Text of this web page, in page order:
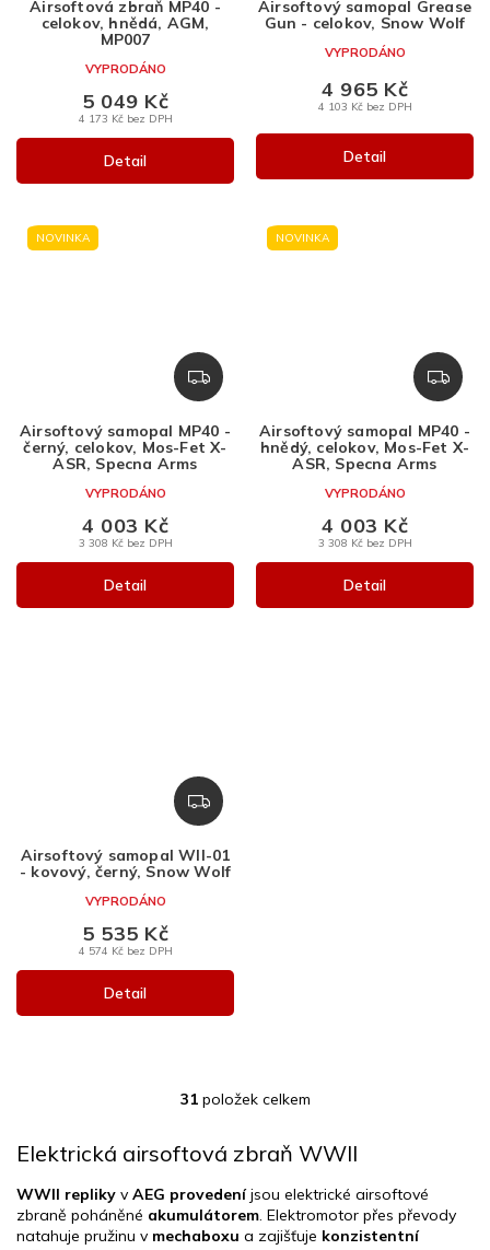
R
Airsoftová zbraň MP40 -
celokov, hnědá, AGM,
MP007
VYPRODÁNO
4 173 Kč bez DPH
5 049 Kč
Detail
R
Airsoftový samopal Grease
Gun - celokov, Snow Wolf
VYPRODÁNO
4 103 Kč bez DPH
4 965 Kč
Detail
NOVINKA
Z
D
R
Airsoftový samopal MP40 -
černý, celokov, Mos-Fet X-
ASR, Specna Arms
VYPRODÁNO
3 308 Kč bez DPH
4 003 Kč
Detail
NOVINKA
Z
D
R
Airsoftový samopal MP40 -
hnědý, celokov, Mos-Fet X-
ASR, Specna Arms
VYPRODÁNO
3 308 Kč bez DPH
4 003 Kč
Detail
Z
D
R
Airsoftový samopal WII-01
- kovový, černý, Snow Wolf
VYPRODÁNO
4 574 Kč bez DPH
5 535 Kč
Detail
O
l
d
a
c
31položek celkem
Elektrická airsoftová zbraň WWII
WWII repliky v AEG provedeníjsou elektrické airsoftové
zbraně poháněné akumulátorem. Elektromotor přes převody
natahuje pružinu v mechaboxu a zajišťuje konzistentní